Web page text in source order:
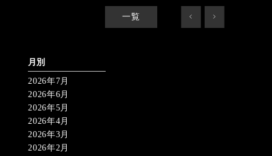
一覧 < >
月別
2026年7月
2026年6月
2026年5月
2026年4月
2026年3月
2026年2月